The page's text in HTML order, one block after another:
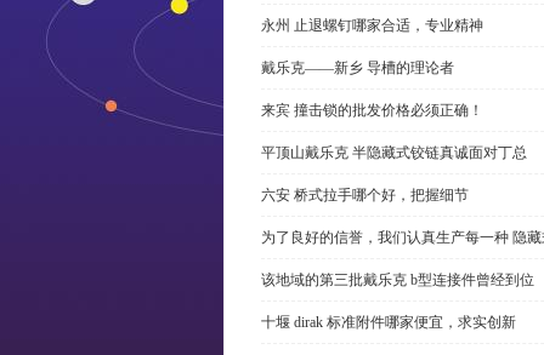
永州 止退螺钉哪家合适，专业精神
戴乐克——新乡 导槽的理论者
来宾 撞击锁的批发价格必须正确！
平顶山戴乐克 半隐藏式铰链真诚面对丁总
六安 桥式拉手哪个好，把握细节
为了良好的信誉，我们认真生产每一种 隐
该地域的第三批戴乐克 b型连接件曾经到位
十堰 dirak 标准附件哪家便宜，求实创新